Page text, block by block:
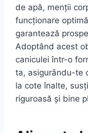
de apă, menții
funcționare
garantează
Adoptând acest
caniculei într-o
ta, asigurându-te
la cote înalte,
riguroasă și bine